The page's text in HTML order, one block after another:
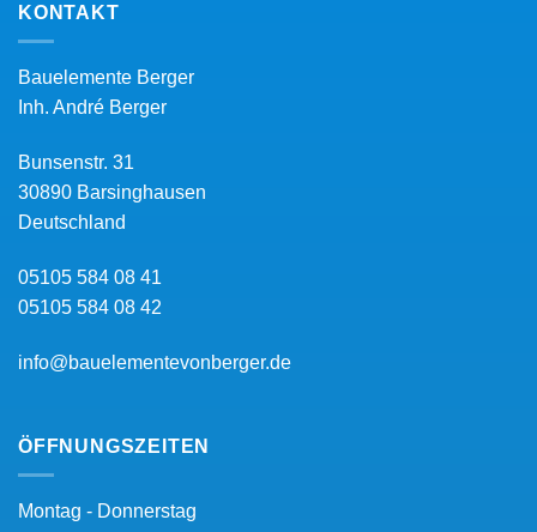
KONTAKT
Bauelemente Berger
Inh. André Berger
Bunsenstr. 31
30890 Barsinghausen
Deutschland
05105 584 08 41
05105 584 08 42
info@bauelementevonberger.de
ÖFFNUNGSZEITEN
Montag - Donnerstag